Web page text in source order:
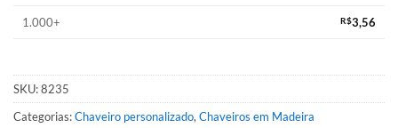
1.000+ R$3,56
SKU:8235
Categorias:Chaveiro personalizado,Chaveiros em Madeira